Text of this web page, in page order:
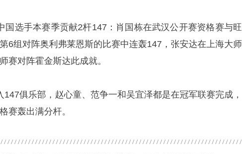
国选手本赛季贡献2杆147：肖国栋在武汉公开赛资格赛与旺
6组对阵奥利弗莱恩斯的比赛中连轰147，张安达在上海大师
赛对阵霍金斯达此成就。
147俱乐部，赵心童、范争一和吴宜泽都是在冠军联赛完成，
赛轰出满分杆。